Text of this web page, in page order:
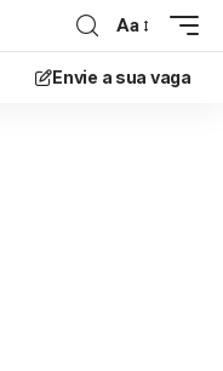
Aa
Envie a sua vaga